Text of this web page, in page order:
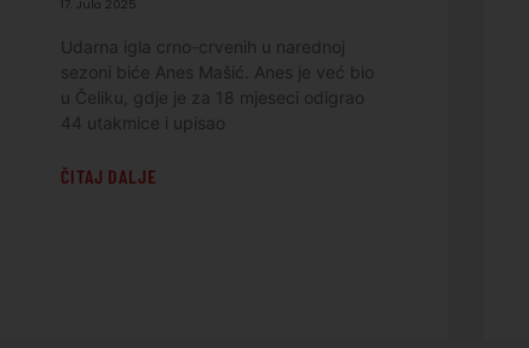
17. Jula 2025.
Udarna igla crno-crvenih u narednoj
sezoni biće Anes Mašić. Anes je već bio
u Čeliku, gdje je za 18 mjeseci odigrao
44 utakmice i upisao
ČITAJ DALJE